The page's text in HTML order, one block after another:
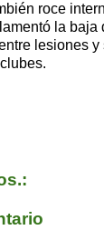
roce
la baja
lesiones